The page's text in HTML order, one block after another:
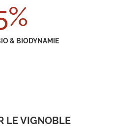
%
& BIODYNAMIE
LE VIGNOBLE